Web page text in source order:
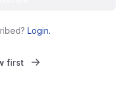
Login.
first